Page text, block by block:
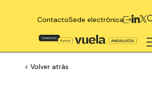
ContactoSede electrónica
< Volver atrás